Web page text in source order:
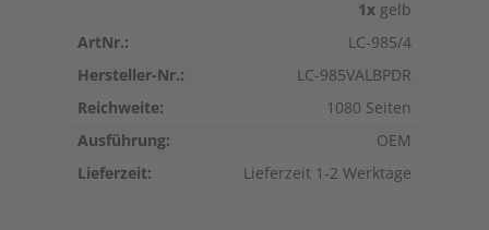
1x gelb
ArtNr.:
LC-985/4
Hersteller-Nr.:
LC-985VALBPDR
Reichweite:
1080 Seiten
Ausführung:
OEM
Lieferzeit:
Lieferzeit 1-2 Werktage